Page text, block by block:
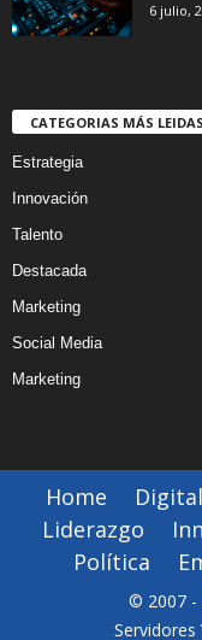
6 julio,
CATEGORIAS MÁS LEIDAS
Estrategia
Innovación
Talento
Destacada
Marketing
Social Media
Marketing
Home
Liderazgo
Política
© 2007 -
Servidores